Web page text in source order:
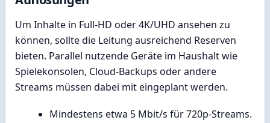
Um Inhalte in Full-HD oder 4K/UHD ansehen zu
können, sollte die Leitung ausreichend Reserven
bieten. Parallel nutzende Geräte im Haushalt wie
Spielekonsolen, Cloud-Backups oder andere
Streams müssen dabei mit eingeplant werden.
Mindestens etwa 5 Mbit/s für 720p-Streams.